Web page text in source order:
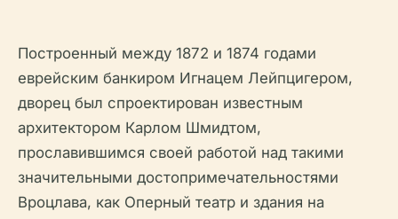
Построенный между 1872 и 1874 годами
еврейским банкиром Игнацем Лейпцигером,
дворец был спроектирован известным
архитектором Карлом Шмидтом,
прославившимся своей работой над такими
значительными достопримечательностями
Вроцлава, как Оперный театр и здания на